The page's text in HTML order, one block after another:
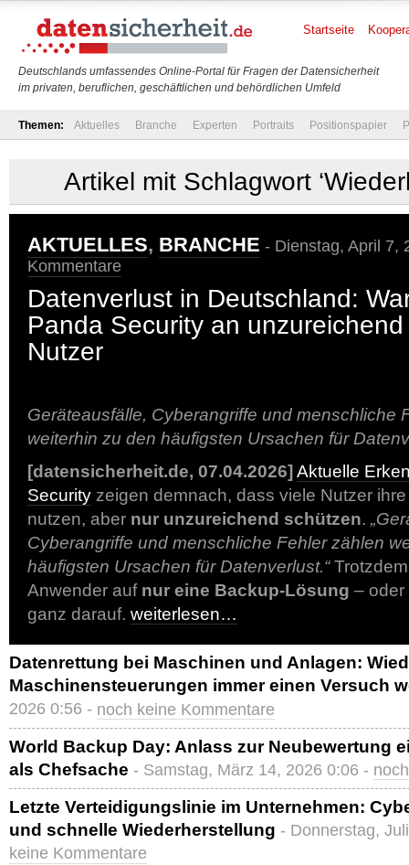
Deutschlands umfassendes Online-Portal für Fragen der Datensicherheit
im privaten, beruflichen, geschäftlichen und behördlichen Umfeld
Startseite
Themen: Aktuelles Branche Experten Portraits Positionspapier
Artikel mit Schlagwort
AKTUELLES, BRANCHE - Dienstag, April 7,
Kommentare
Datenverlust in Deutschland:
Panda Security an
Nutzer
Geräteausfälle, Cyberangriffe und menschliche
weiterhin zu den häufigsten Ursachen für
[datensicherheit.de, 07.04.2026] Aktuelle
Security zeigen demnach, dass viele Nutzer
nutzen, aber nur unzureichend schützen.
Cyberangriffe und menschliche Fehler zählen
häufigsten Ursachen für Datenverlust.“
Anwender auf nur eine Backup-Lösung – oder
ganz darauf. weiterlesen…
Datenrettung bei Maschinen und Anlagen:
Maschinensteuerungen immer einen Versuch
2026 0:56 - noch keine Kommentare
World Backup Day: Anlass zur Neubewertung
als Chefsache - Samstag, März 14, 2026 0:06 -
Letzte Verteidigungslinie im Unternehmen:
und schnelle Wiederherstellung - Donnerstag,
keine Kommentare